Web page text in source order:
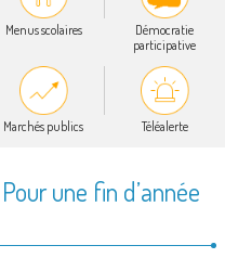
Menus scolaires
Démocratie
participative
Marchés publics Téléalerte
une fin d’année